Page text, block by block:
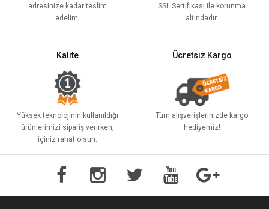
adresinize kadar teslim
edelim.
SSL Sertifikası ile korunma
altındadır.
Kalite
Yüksek teknolojinin kullanıldığı
ürünlerimizi sipariş verirken,
içiniz rahat olsun.
Ücretsiz Kargo
Tüm alışverişlerinizde kargo
hediyemiz!